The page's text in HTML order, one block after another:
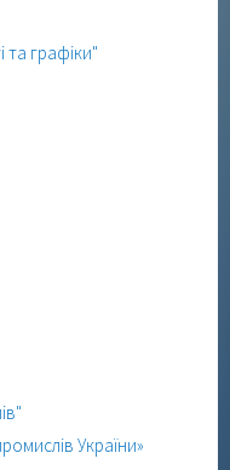
та графіки"
України»